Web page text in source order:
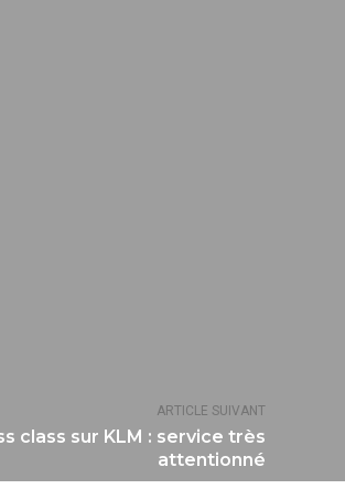
ARTICLE SUIVANT
class sur KLM : service très
attentionné